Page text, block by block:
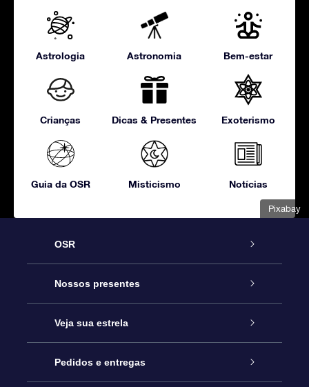
Pixabay
Astrologia Astronomia Bem-estar
Crianças Dicas & Presentes Exoterismo
Guia da OSR Misticismo Notícias
OSR
Serviço
Entre em contato conosco
Blog
Nossos presentes
Presente estrelar on-line
Pacote de presente da OSR
Veja sua estrela
Star Register
Pedidos e entregas